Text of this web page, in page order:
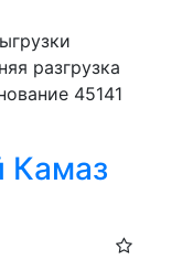
разгрузка
45141
Камаз